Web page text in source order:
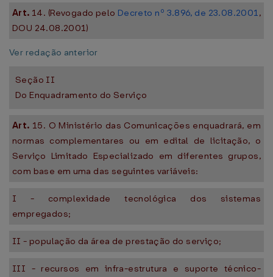
Art. 14. (Revogado pelo Decreto nº 3.896, de 23.08.2001,
DOU 24.08.2001)
Ver redação anterior
Seção II
Do Enquadramento do Serviço
Art. 15. O Ministério das Comunicações enquadrará, em
normas complementares ou em edital de licitação, o
Serviço Limitado Especializado em diferentes grupos,
com base em uma das seguintes variáveis:
I - complexidade tecnológica dos sistemas
empregados;
II - população da área de prestação do serviço;
III - recursos em infra-estrutura e suporte técnico-